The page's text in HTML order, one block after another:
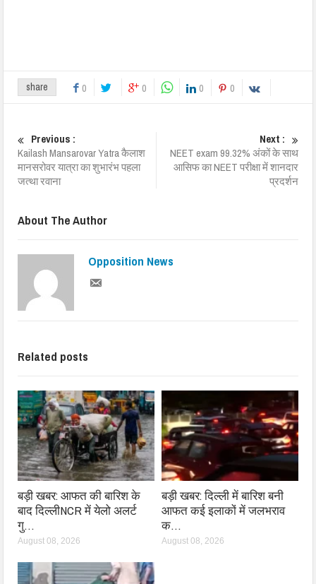
share 0 0 0 0
Previous :
Kailash Mansarovar Yatra कैलाश
मानसरोवर यात्रा का शुभारंभ पहला
जत्था रवाना
Next :
NEET exam 99.32% अंकों के साथ
आसिफ का NEET परीक्षा में शानदार
प्रदर्शन
About The Author
Opposition News
Related posts
बड़ी खबर: आफत की बारिश के
बाद दिल्लीNCR में येलो अलर्ट
गु…
August 08, 2026
बड़ी खबर: दिल्ली में बारिश बनी
आफत कई इलाकों में जलभराव
क…
August 08, 2026